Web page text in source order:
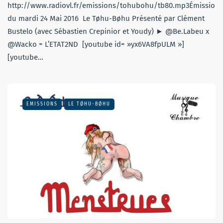
http://www.radiovl.fr/emissions/tohubohu/tb80.mp3Émission
du mardi 24 Mai 2016 Le Tøhu-Bøhu Présenté par Clément
Bustelo (avec Sébastien Crepinior et Youdy) ► @Be.Labeu x
@Wacko = L’ETAT2ND [youtube id= »yx6VA8fpULM »]
[youtube…
EMISSIONS LE TØHU-BØHU